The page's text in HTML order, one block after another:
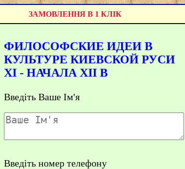
ЗАМОВЛЕННЯ В 1 КЛІК
ФИЛОСОФСКИЕ ИДЕИ В
КУЛЬТУРЕ КИЕВСКОЙ РУСИ
XI - НАЧАЛА XII В
Введіть Ваше Ім'я
Введіть номер телефону